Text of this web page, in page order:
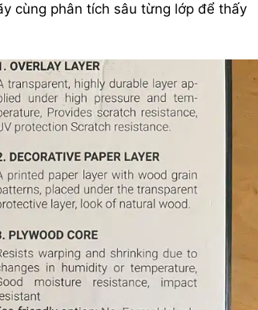
cùng phân tích sâu từng lớp để thấy